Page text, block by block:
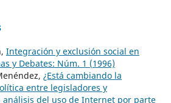
Integración y exclusión social en
y Debates: Núm. 1 (1996)
¿Está cambiando la
entre legisladores y
análisis del uso de Internet por parte